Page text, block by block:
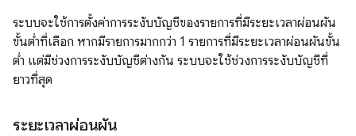
ระบบจะใช้การตั้งค่าการระงับบัญชีของรายการที่มีระยะเวลาผ่อนผัน
ขั้นต่ำที่เลือก หากมีรายการมากกว่า 1 รายการที่มีระยะเวลาผ่อนผันขั้น
ต่ำ แต่มีช่วงการระงับบัญชีต่างกัน ระบบจะใช้ช่วงการระงับบัญชีที่
ยาวที่สุด
ระยะเวลาผ่อนผัน